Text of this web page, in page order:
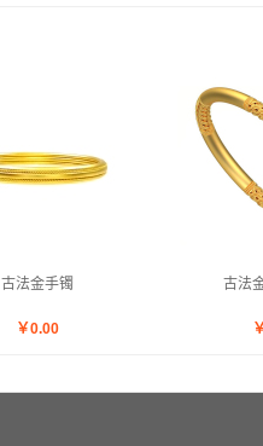
古法金手镯
￥0.00
古法
￥